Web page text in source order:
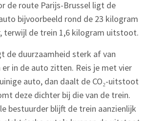
de route Parijs-Brussel ligt de
bijvoorbeeld rond de 23 kilogram
terwijl de trein 1,6 kilogram uitstoot.
de duurzaamheid sterk af van
er in de auto zitten. Reis je met vier
auto, dan daalt de CO₂-uitstoot
deze dichter bij die van de trein.
bestuurder blijft de trein aanzienlijk